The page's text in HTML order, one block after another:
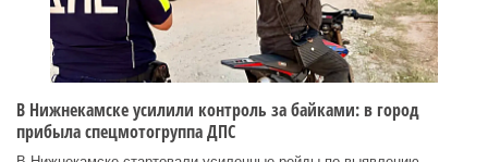
В Нижнекамске усилили контроль за байками: в город
прибыла спецмотогруппа ДПС